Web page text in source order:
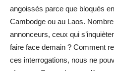
angoissés parce que bloqués
Cambodge ou au Laos.
annonceurs, ceux qui
faire face demain ? Comment
ces interrogations, nous ne